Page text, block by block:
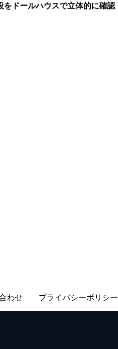
をドールハウスで立体的に確認
わせ プライバシーポリシー